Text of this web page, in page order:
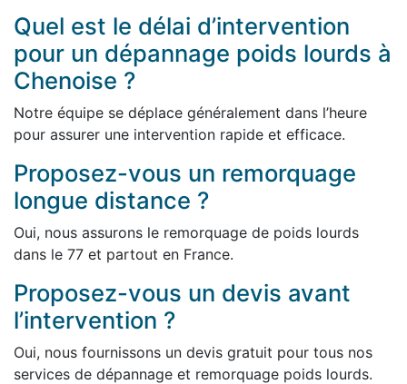
Quel est le délai d’intervention
pour un dépannage poids lourds à
Chenoise ?
Notre équipe se déplace généralement dans l’heure
pour assurer une intervention rapide et efficace.
Proposez-vous un remorquage
longue distance ?
Oui, nous assurons le remorquage de poids lourds
dans le 77 et partout en France.
Proposez-vous un devis avant
l’intervention ?
Oui, nous fournissons un devis gratuit pour tous nos
services de dépannage et remorquage poids lourds.